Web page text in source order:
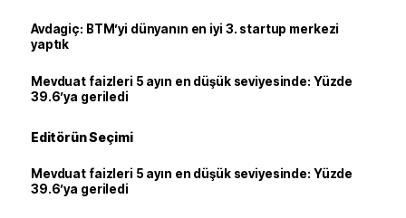
Avdagiç: BTM’yi dünyanın en iyi 3. startup merkezi
yaptık
Mevduat faizleri 5 ayın en düşük seviyesinde: Yüzde
39.6’ya geriledi
Editörün Seçimi
Mevduat faizleri 5 ayın en düşük seviyesinde: Yüzde
39.6’ya geriledi